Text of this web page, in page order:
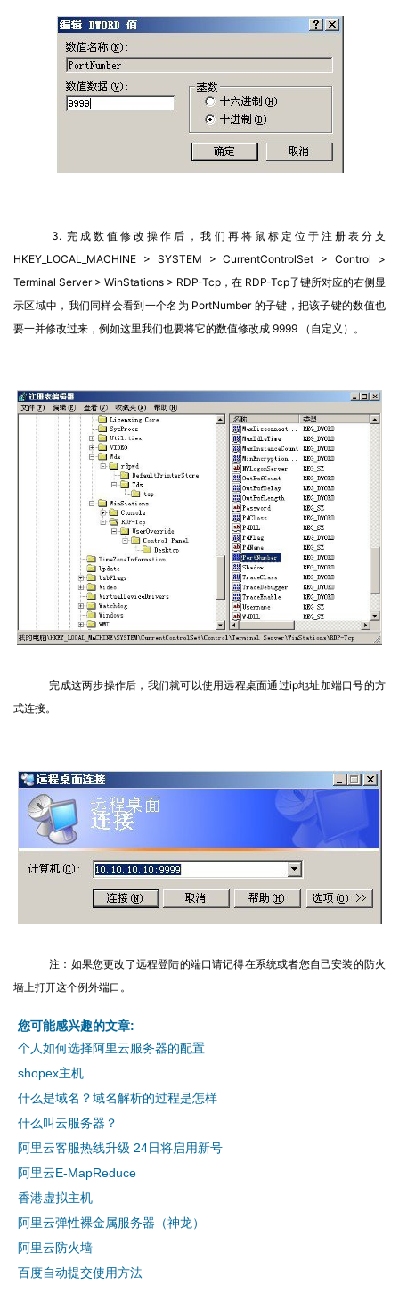
3. 完成数值修改操作后，我们再将鼠标定位于注册表分支
HKEY_LOCAL_MACHINE > SYSTEM > CurrentControlSet > Control >
Terminal Server > WinStations > RDP-Tcp，在 RDP-Tcp子键所对应的右侧显
示区域中，我们同样会看到一个名为 PortNumber 的子键，把该子键的数值也
要一并修改过来，例如这里我们也要将它的数值修改成 9999 （自定义）。
完成这两步操作后，我们就可以使用远程桌面通过ip地址加端口号的方
式连接。
注：如果您更改了远程登陆的端口请记得在系统或者您自己安装的防火
墙上打开这个例外端口。
您可能感兴趣的文章:
个人如何选择阿里云服务器的配置
shopex主机
什么是域名？域名解析的过程是怎样
什么叫云服务器？
阿里云客服热线升级 24日将启用新号
阿里云E-MapReduce
香港虚拟主机
阿里云弹性裸金属服务器（神龙）
阿里云防火墙
百度自动提交使用方法